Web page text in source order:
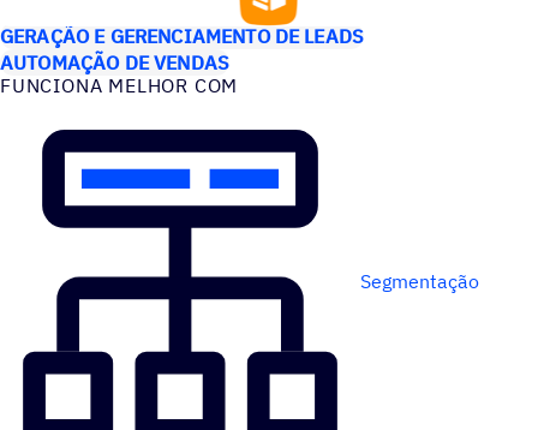
GERAÇÃO E GERENCIAMENTO DE LEADS
AUTOMAÇÃO DE VENDAS
FUNCIONA MELHOR COM
Segmentação